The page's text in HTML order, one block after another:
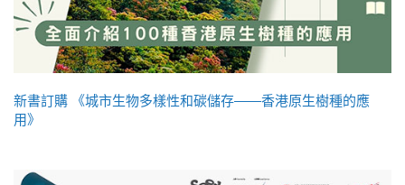
新書訂購 《城市生物多樣性和碳儲存——香港原生樹種的應
用》